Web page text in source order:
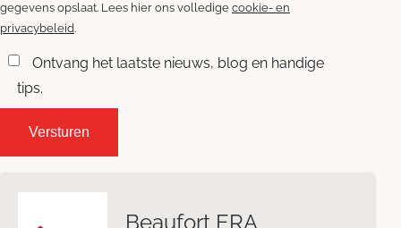
gegevens opslaat. Lees hier ons volledige cookie- en
privacybeleid.
Ontvang het laatste nieuws, blog en handige
tips.
Beaufort ERA